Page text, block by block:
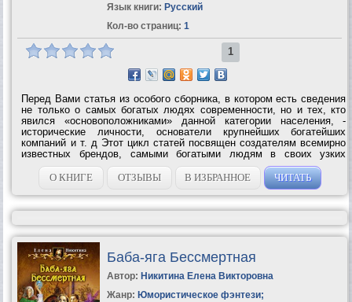
Язык книги: Русский
Кол-во страниц: 1
1
Перед Вами статья из особого сборника, в котором есть сведения
не только о самых богатых людях современности, но и тех, кто
явился «основоположниками» данной категории населения, -
исторические личности, основатели крупнейших богатейших
компаний и т. д Этот цикл статей посвящен создателям всемирно
известных брендов, самыми богатыми людям в своих узких
кругах, например - спортсмены, актеры, политики. И, конечно же, в
этом списке нашли...
О КНИГЕ ОТЗЫВЫ В ИЗБРАННОЕ ЧИТАТЬ
Баба-яга Бессмертная
Автор: Никитина Елена Викторовна
Жанр: Юмористическое фэнтези;